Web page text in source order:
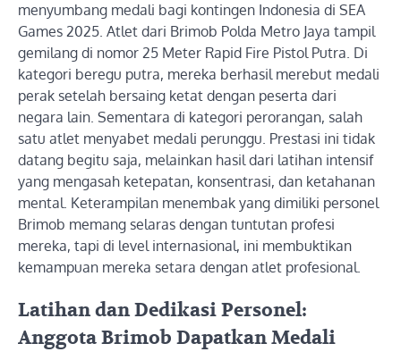
menyumbang medali bagi kontingen Indonesia di SEA
Games 2025. Atlet dari Brimob Polda Metro Jaya tampil
gemilang di nomor 25 Meter Rapid Fire Pistol Putra. Di
kategori beregu putra, mereka berhasil merebut medali
perak setelah bersaing ketat dengan peserta dari
negara lain. Sementara di kategori perorangan, salah
satu atlet menyabet medali perunggu. Prestasi ini tidak
datang begitu saja, melainkan hasil dari latihan intensif
yang mengasah ketepatan, konsentrasi, dan ketahanan
mental. Keterampilan menembak yang dimiliki personel
Brimob memang selaras dengan tuntutan profesi
mereka, tapi di level internasional, ini membuktikan
kemampuan mereka setara dengan atlet profesional.
Latihan dan Dedikasi Personel:
Anggota Brimob Dapatkan Medali